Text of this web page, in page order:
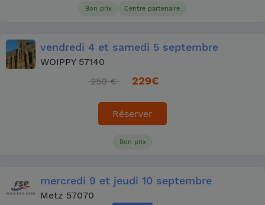
Bon prix Centre partenaire
vendredi 4 et samedi 5 septembre
WOIPPY 57140
250 €
229€
Réserver
Bon prix
mercredi 9 et jeudi 10 septembre
Metz 57070